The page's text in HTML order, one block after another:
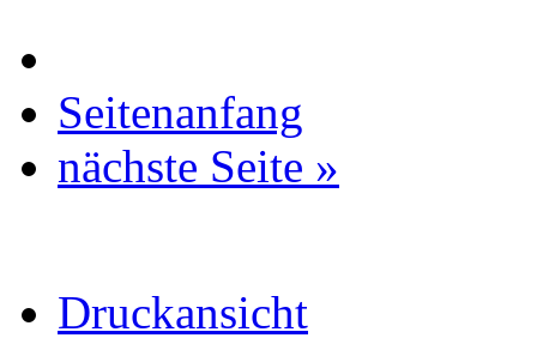
Seitenanfang
nächste Seite »
Druckansicht